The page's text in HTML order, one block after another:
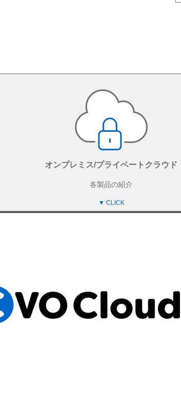
オンプレミス/プライベートクラウド
各製品の紹介
▼ CLICK